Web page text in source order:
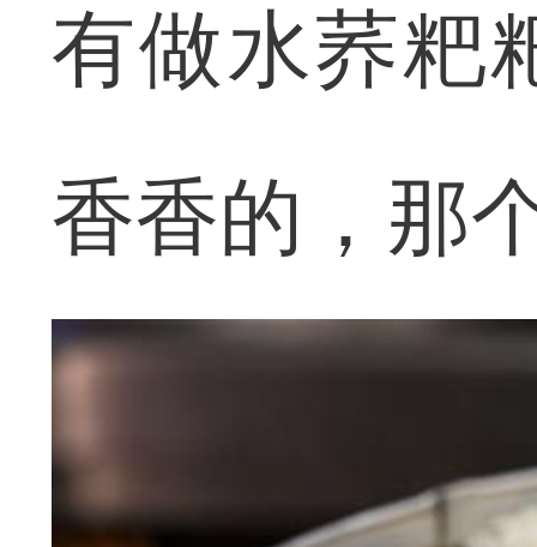
有做水荞粑
香香的，那